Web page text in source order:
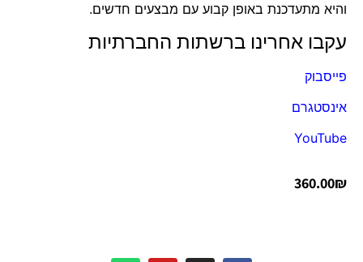
והיא מתעדכנת באופן קבוע עם מבצעים חדשים.
עקבו אחרינו ברשתות החברתיות
פייסבוק
אינסטגרם
YouTube
360.00₪